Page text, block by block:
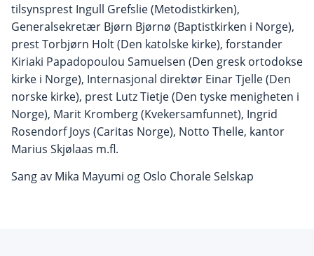
tilsynsprest Ingull Grefslie (Metodistkirken),
Generalsekretær Bjørn Bjørnø (Baptistkirken i Norge),
prest Torbjørn Holt (Den katolske kirke), forstander
Kiriaki Papadopoulou Samuelsen (Den gresk ortodokse
kirke i Norge), Internasjonal direktør Einar Tjelle (Den
norske kirke), prest Lutz Tietje (Den tyske menigheten i
Norge), Marit Kromberg (Kvekersamfunnet), Ingrid
Rosendorf Joys (Caritas Norge), Notto Thelle, kantor
Marius Skjølaas m.fl.
Sang av Mika Mayumi og Oslo Chorale Selskap